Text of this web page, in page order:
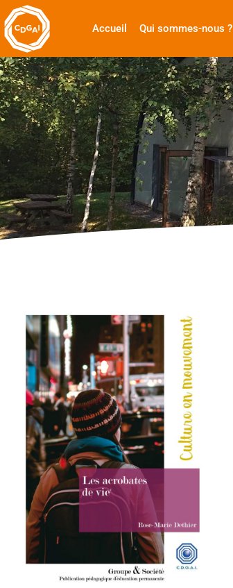
Accueil Qui sommes-nous ?